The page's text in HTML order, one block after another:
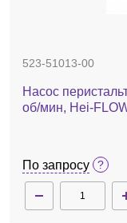
523-51013-00
Насос
об/мин, Hei-
По запросу